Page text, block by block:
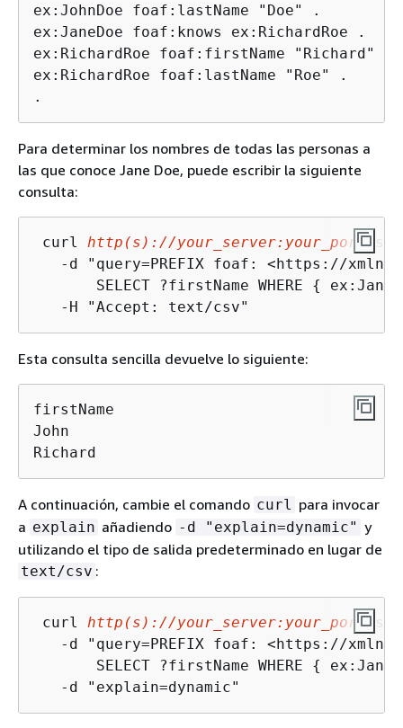
ex:JohnDoe foaf:lastName "Doe" .
ex:JaneDoe foaf:knows ex:RichardRoe .
ex:RichardRoe foaf:firstName "Richard" .
ex:RichardRoe foaf:lastName "Roe" .
.
Para determinar los nombres de todas las personas a
las que conoce Jane Doe, puede escribir la siguiente
consulta:
curl http(s)://your_server:your_port/
-d "query=PREFIX foaf: <https://
       SELECT ?firstName WHERE
{
   -H "Accept: text/csv"
Esta consulta sencilla devuelve lo siguiente:
firstName
John
Richard
A continuación, cambie el comando curl
para invocar
a explain añadiendo -d "explain=dynamic" y
utilizando el tipo de salida predeterminado en lugar de
text/csv :
curl http(s)://your_server:your_port/
-d "query=PREFIX foaf: <https://
       SELECT ?firstName WHERE
{
   -d "explain=dynamic"